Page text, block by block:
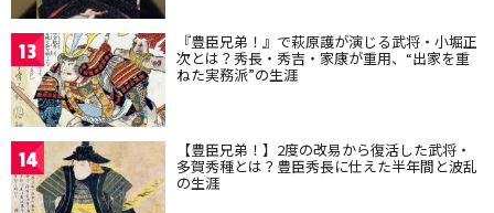
13 『豊臣兄弟！』で萩原護が演じる武将・小堀正
次とは？秀長・秀吉・家康が重用、“出家を重
ねた実務派”の生涯
14 【豊臣兄弟！】2度の改易から復活した武将・
多賀秀種とは？豊臣秀長に仕えた半年間と波乱
の生涯